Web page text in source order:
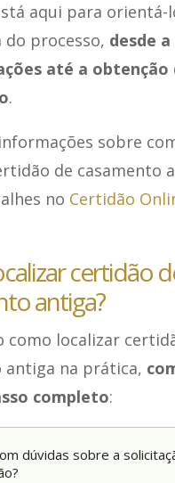
aqui para orientá-
do processo, desde
até a obtenção
.
sobre
de casamento
no Certidão
certidão
antiga?
como localizar
antiga na prática,
completo:
dúvidas sobre a